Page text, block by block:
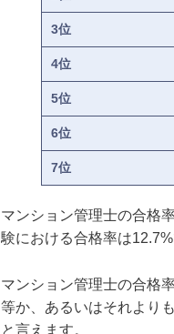
3位
4位
5位
6位
7位
マンション管理士の合格
験における合格率は
マンション管理士の合格
等か、あるいはそれより
と言えます。